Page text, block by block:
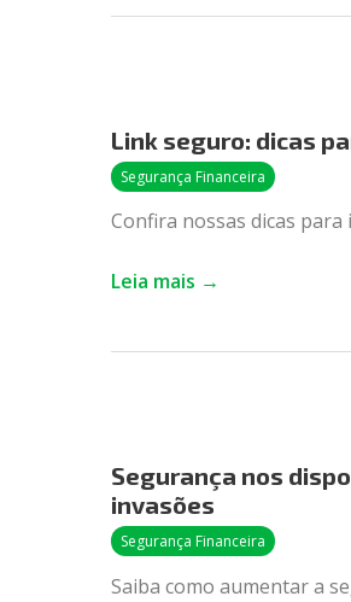
Link seguro: dicas
Segurança Financeira
Confira nossas dicas
dicas
para
a
segurança
Leia mais →
Segurança nos
invasões
Segurança Financeira
Saiba como aumentar a
dispositivos:
como
proteger